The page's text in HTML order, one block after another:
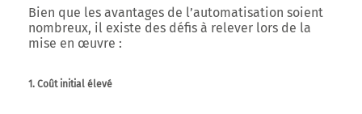
Bien que les avantages de l’automatisation soient
nombreux, il existe des défis à relever lors de la
mise en œuvre :
1. Coût initial élevé